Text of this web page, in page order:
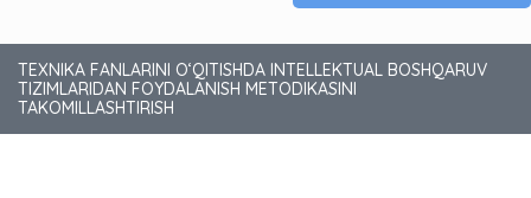
TEXNIKA FANLARINI O‘QITISHDA INTELLEKTUAL BOSHQARUV
TIZIMLARIDAN FOYDALANISH METODIKASINI
TAKOMILLASHTIRISH